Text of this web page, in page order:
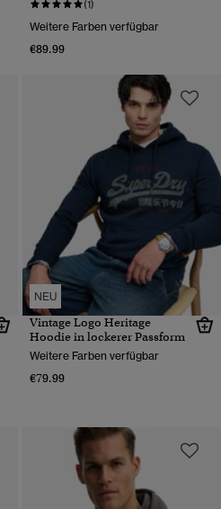
(1)
Weitere Farben verfügbar
€89.99
NEU
Vintage Logo Heritage
Hoodie in lockerer Passform
Weitere Farben verfügbar
€79.99